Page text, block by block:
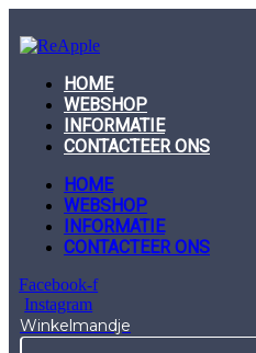
to
content
HOME
WEBSHOP
INFORMATIE
CONTACTEER ONS
HOME
WEBSHOP
INFORMATIE
CONTACTEER ONS
Facebook-f
Instagram
Winkelmandje